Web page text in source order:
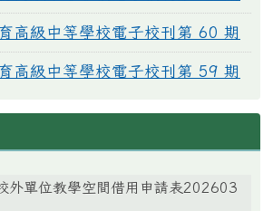
高級中等學校電子校刊第 60 期
高級中等學校電子校刊第 59 期
外單位教學空間借用申請表202603